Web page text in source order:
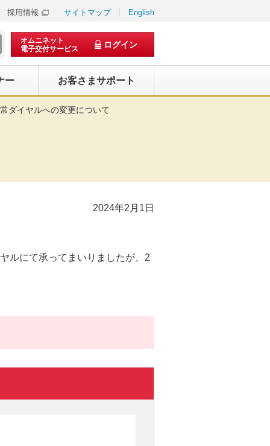
採用情報 サイトマップ English
オムニネット
電子交付サービス
ログイン
ー お客さまサポート
ダイヤルへの変更について
2024年2月1日
ルにて承ってまいりましたが、2